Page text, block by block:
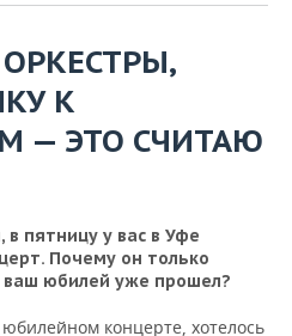
К
— ЭТО СЧИТАЮ
пятницу у вас в Уфе
Почему он только
ваш юбилей уже прошел?
концерте, хотелось